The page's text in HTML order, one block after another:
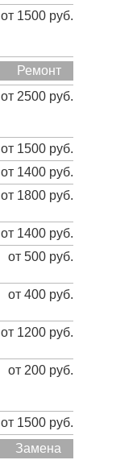
от 1500 руб.
Ремонт
от 2500 руб.
от 1500 руб.
от 1400 руб.
от 1800 руб.
от 1400 руб.
от 500 руб.
от 400 руб.
от 1200 руб.
от 200 руб.
от 1500 руб.
Замена